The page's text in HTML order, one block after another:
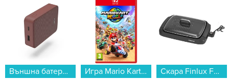
Игра Mario Kart World (NSW2)... Скара Finlux FSG-20G4030... Пералня Hotpoint-Ariston HB 93 CARE EE , 1400 об./мин., 9.00 kg, A , Бял...